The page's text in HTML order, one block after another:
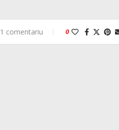
1 comentariu 0